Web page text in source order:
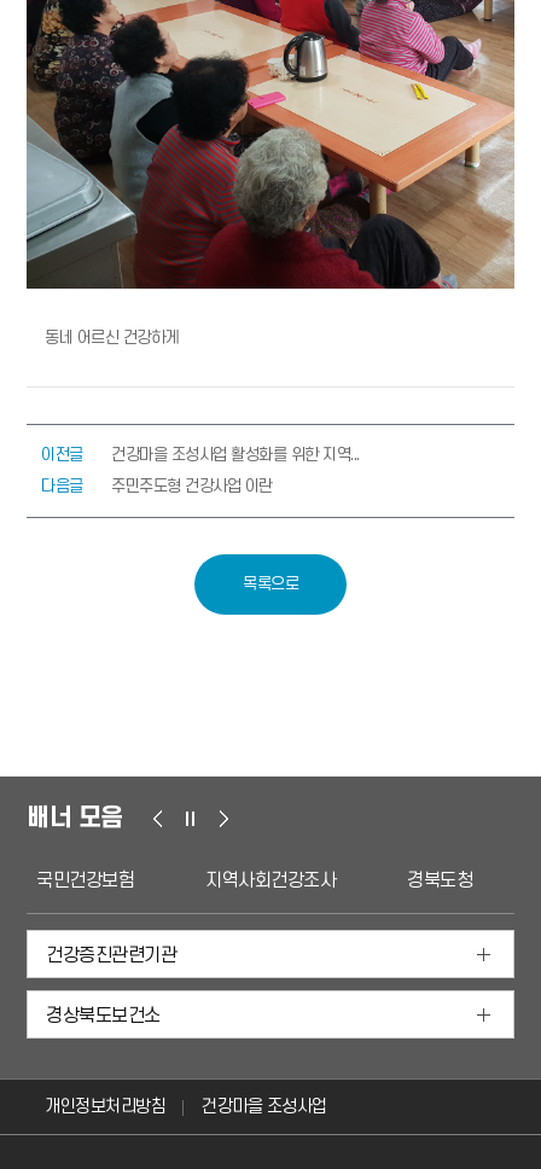
동네 어르신 건강하게
이전글
건강마을 조성사업 활성화를 위한 지역...
다음글
주민주도형 건강사업 이란
목록으로
배너 모음
국민건강보험 지역사회건강조사 경북도청
건강증진관련기관
경상북도보건소
개인정보처리방침 건강마을 조성사업